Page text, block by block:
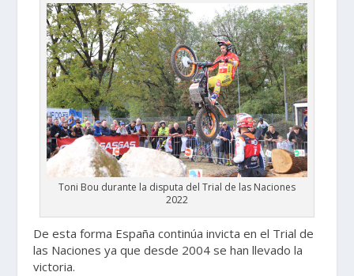
Toni Bou durante la disputa del Trial de las Naciones
2022
De esta forma España continúa invicta en el Trial de
las Naciones ya que desde 2004 se han llevado la
victoria.